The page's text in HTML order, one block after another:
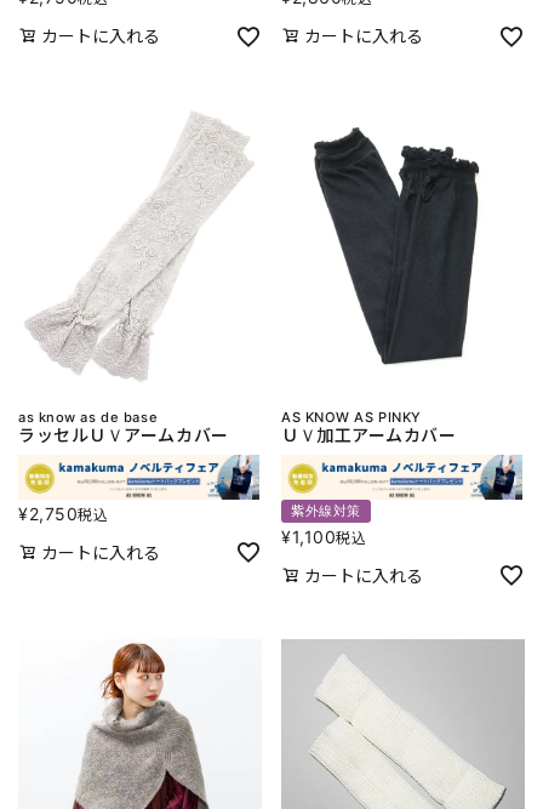
カートに入れる カートに入れる
as know as de base
ラッセルＵＶアームカバー
¥2,750税込
カートに入れる
AS KNOW AS PINKY
ＵＶ加工アームカバー
紫外線対策
¥1,100税込
カートに入れる